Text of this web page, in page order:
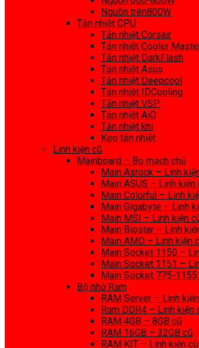
Nguồn trên800W
Tản nhiệt CPU
Tản nhiệt Corsair
Tản nhiệt Cooler
Tản nhiệt DarkFlash
Tản nhiệt Asus
Tản nhiệt Deepcool
Tản nhiệt IDCooling
Tản nhiệt VSP
Tản nhiệt AiO
Tản nhiệt khí
Keo tản nhiệt
Linh kiện cũ
Mainboard – Bo mạch chủ
Main Asrock – Linh
Main ASUS – Linh kiện
Main Colorful – Linh
Main Gigabyte – Linh
Main MSI – Linh kiện
Main Biostar – Linh
Main AMD – Linh kiện
Main Socket 1150 –
Main Socket 1151 –
Main Socket 775-
Bộ nhớ Ram
RAM Server – Linh
Ram DDR4 – Linh kiện
RAM 4GB – 8GB cũ
RAM 16GB – 32GB cũ
RAM KIT – Linh kiện cũ